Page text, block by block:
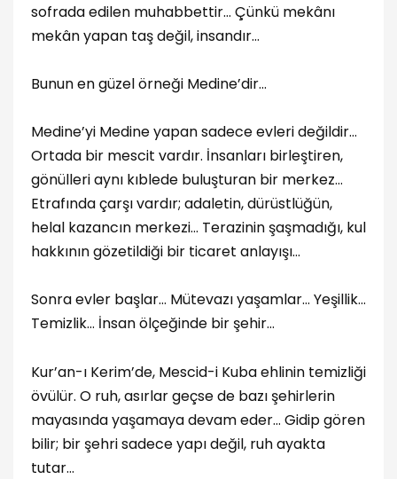
sofrada edilen muhabbettir… Çünkü mekânı
mekân yapan taş değil, insandır…
Bunun en güzel örneği Medine’dir…
Medine’yi Medine yapan sadece evleri değildir…
Ortada bir mescit vardır. İnsanları birleştiren,
gönülleri aynı kıblede buluşturan bir merkez…
Etrafında çarşı vardır; adaletin, dürüstlüğün,
helal kazancın merkezi… Terazinin şaşmadığı, kul
hakkının gözetildiği bir ticaret anlayışı…
Sonra evler başlar… Mütevazı yaşamlar… Yeşillik…
Temizlik… İnsan ölçeğinde bir şehir…
Kur’an-ı Kerim’de, Mescid-i Kuba ehlinin temizliği
övülür. O ruh, asırlar geçse de bazı şehirlerin
mayasında yaşamaya devam eder… Gidip gören
bilir; bir şehri sadece yapı değil, ruh ayakta
tutar…